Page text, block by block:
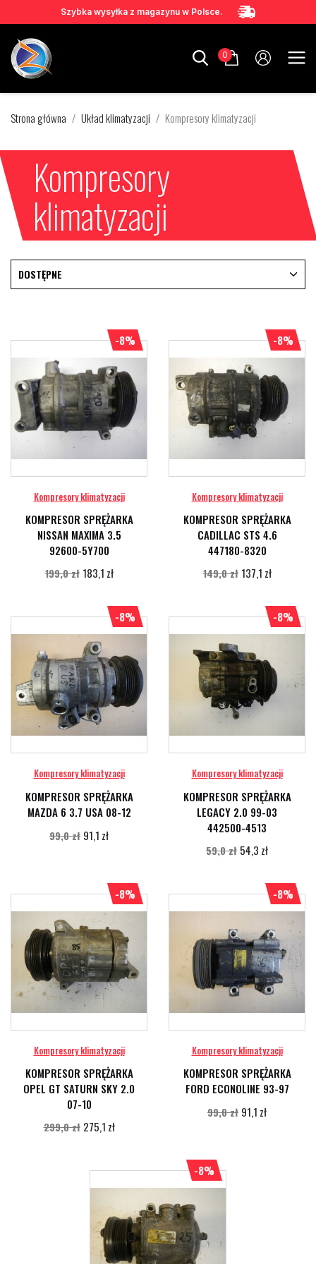
Szybka wysyłka z magazynu w Polsce.
0
Strona główna Układ klimatyzacji Kompresory klimatyzacji
Kompresory
klimatyzacji
DOSTĘPNE
Kompresory klimatyzacji
KOMPRESOR SPRĘŻARKA
NISSAN MAXIMA 3.5
92600-5Y700
199,0 zł 183,1 zł
-8%
Kompresory klimatyzacji
KOMPRESOR SPRĘŻARKA
CADILLAC STS 4.6
447180-8320
149,0 zł 137,1 zł
-8%
Kompresory klimatyzacji
KOMPRESOR SPRĘŻARKA
MAZDA 6 3.7 USA 08-12
99,0 zł 91,1 zł
-8%
Kompresory klimatyzacji
KOMPRESOR SPRĘŻARKA
LEGACY 2.0 99-03
442500-4513
59,0 zł 54,3 zł
-8%
Kompresory klimatyzacji
KOMPRESOR SPRĘŻARKA
OPEL GT SATURN SKY 2.0
07-10
299,0 zł 275,1 zł
-8%
Kompresory klimatyzacji
KOMPRESOR SPRĘŻARKA
FORD ECONOLINE 93-97
99,0 zł 91,1 zł
-8%
-8%